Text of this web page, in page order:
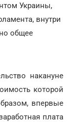
Украины,
внутри
общее
накануне
которой
впервые
плата